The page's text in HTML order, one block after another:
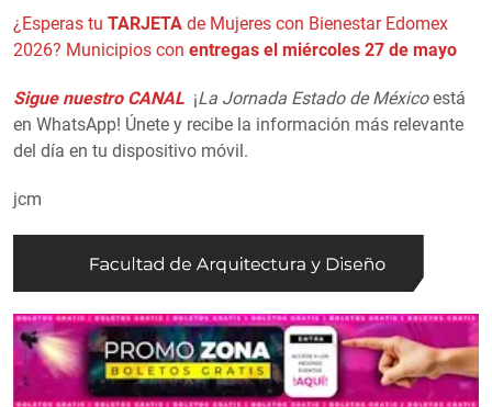
¿Esperas tu TARJETA de Mujeres con Bienestar Edomex
2026? Municipios con entregas el miércoles 27 de mayo
Sigue nuestro CANAL ¡La Jornada Estado de Méxicoestá
en WhatsApp! Únete y recibe la información más relevante
del día en tu dispositivo móvil.
jcm